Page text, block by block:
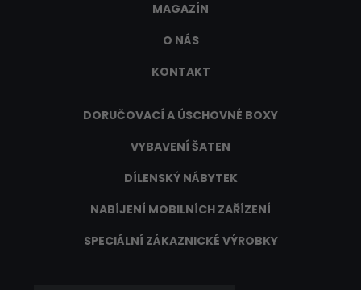
MAGAZÍN
O NÁS
KONTAKT
DORUČOVACÍ A ÚSCHOVNÉ BOXY
VYBAVENÍ ŠATEN
DÍLENSKÝ NÁBYTEK
NABÍJENÍ MOBILNÍCH ZAŘÍZENÍ
SPECIÁLNÍ ZÁKAZNICKÉ VÝROBKY